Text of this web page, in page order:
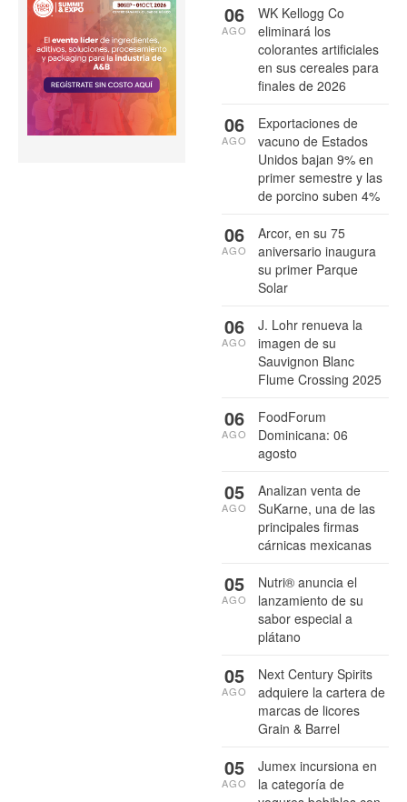
WK Kellogg Co
eliminará los
colorantes artificiales
en sus cereales para
finales de 2026
06
AGO
Exportaciones de
vacuno de Estados
Unidos bajan 9% en
primer semestre y las
de porcino suben 4%
06
AGO
Arcor, en su 75
aniversario inaugura
su primer Parque
Solar
06
AGO
J. Lohr renueva la
imagen de su
Sauvignon Blanc
Flume Crossing 2025
06
AGO
FoodForum
Dominicana: 06
agosto
06
AGO
Analizan venta de
SuKarne, una de las
principales firmas
cárnicas mexicanas
05
AGO
Nutri® anuncia el
lanzamiento de su
sabor especial a
plátano
05
AGO
Next Century Spirits
adquiere la cartera de
marcas de licores
Grain & Barrel
05
AGO
Jumex incursiona en
la categoría de
05
AGO